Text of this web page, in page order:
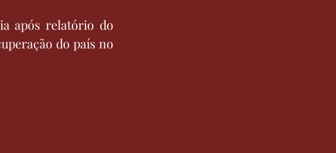
após relatório do
do país no